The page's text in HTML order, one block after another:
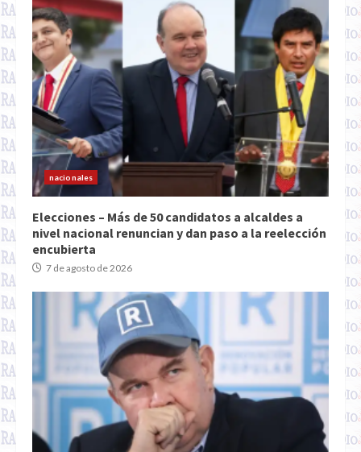
nacionales
Elecciones – Más de 50 candidatos a alcaldes a
nivel nacional renuncian y dan paso a la reelección
encubierta
7 de agosto de 2026